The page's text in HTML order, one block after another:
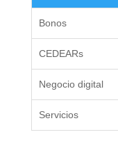
Bonos
CEDEARs
Negocio digital
Servicios